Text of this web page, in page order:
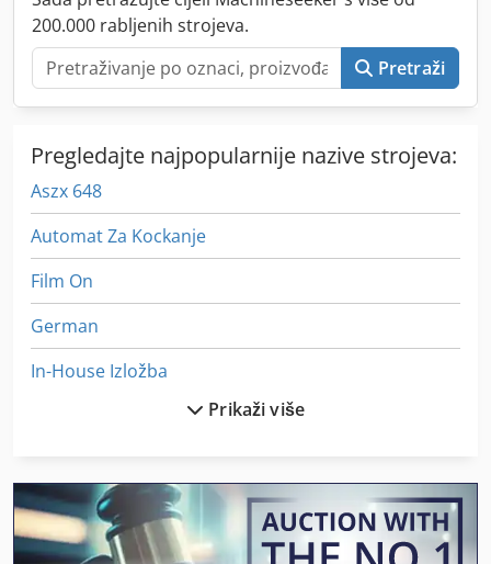
200.000 rabljenih strojeva.
Pretraži
Pregledajte najpopularnije nazive strojeva:
Aszx 648
Automat Za Kockanje
Film On
German
In-House Izložba
Industrijskih Klima-Uređaj
Ka 77
Okvir Za
Prikaži više